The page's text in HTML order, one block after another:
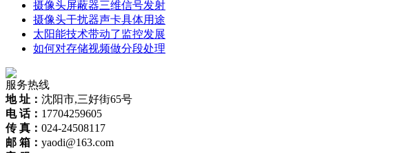
摄像头屏蔽器三维信号发射
摄像头干扰器声卡具体用途
太阳能技术带动了监控发展
如何对存储视频做分段处理
服务热线
地 址： 沈阳市,三好街65号
电 话： 17704259605
传 真： 024-24508117
邮 箱： yaodi@163.com